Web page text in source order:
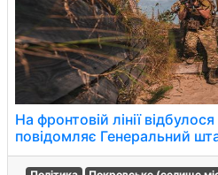
На фронтовій лінії
повідомляє Генеральний